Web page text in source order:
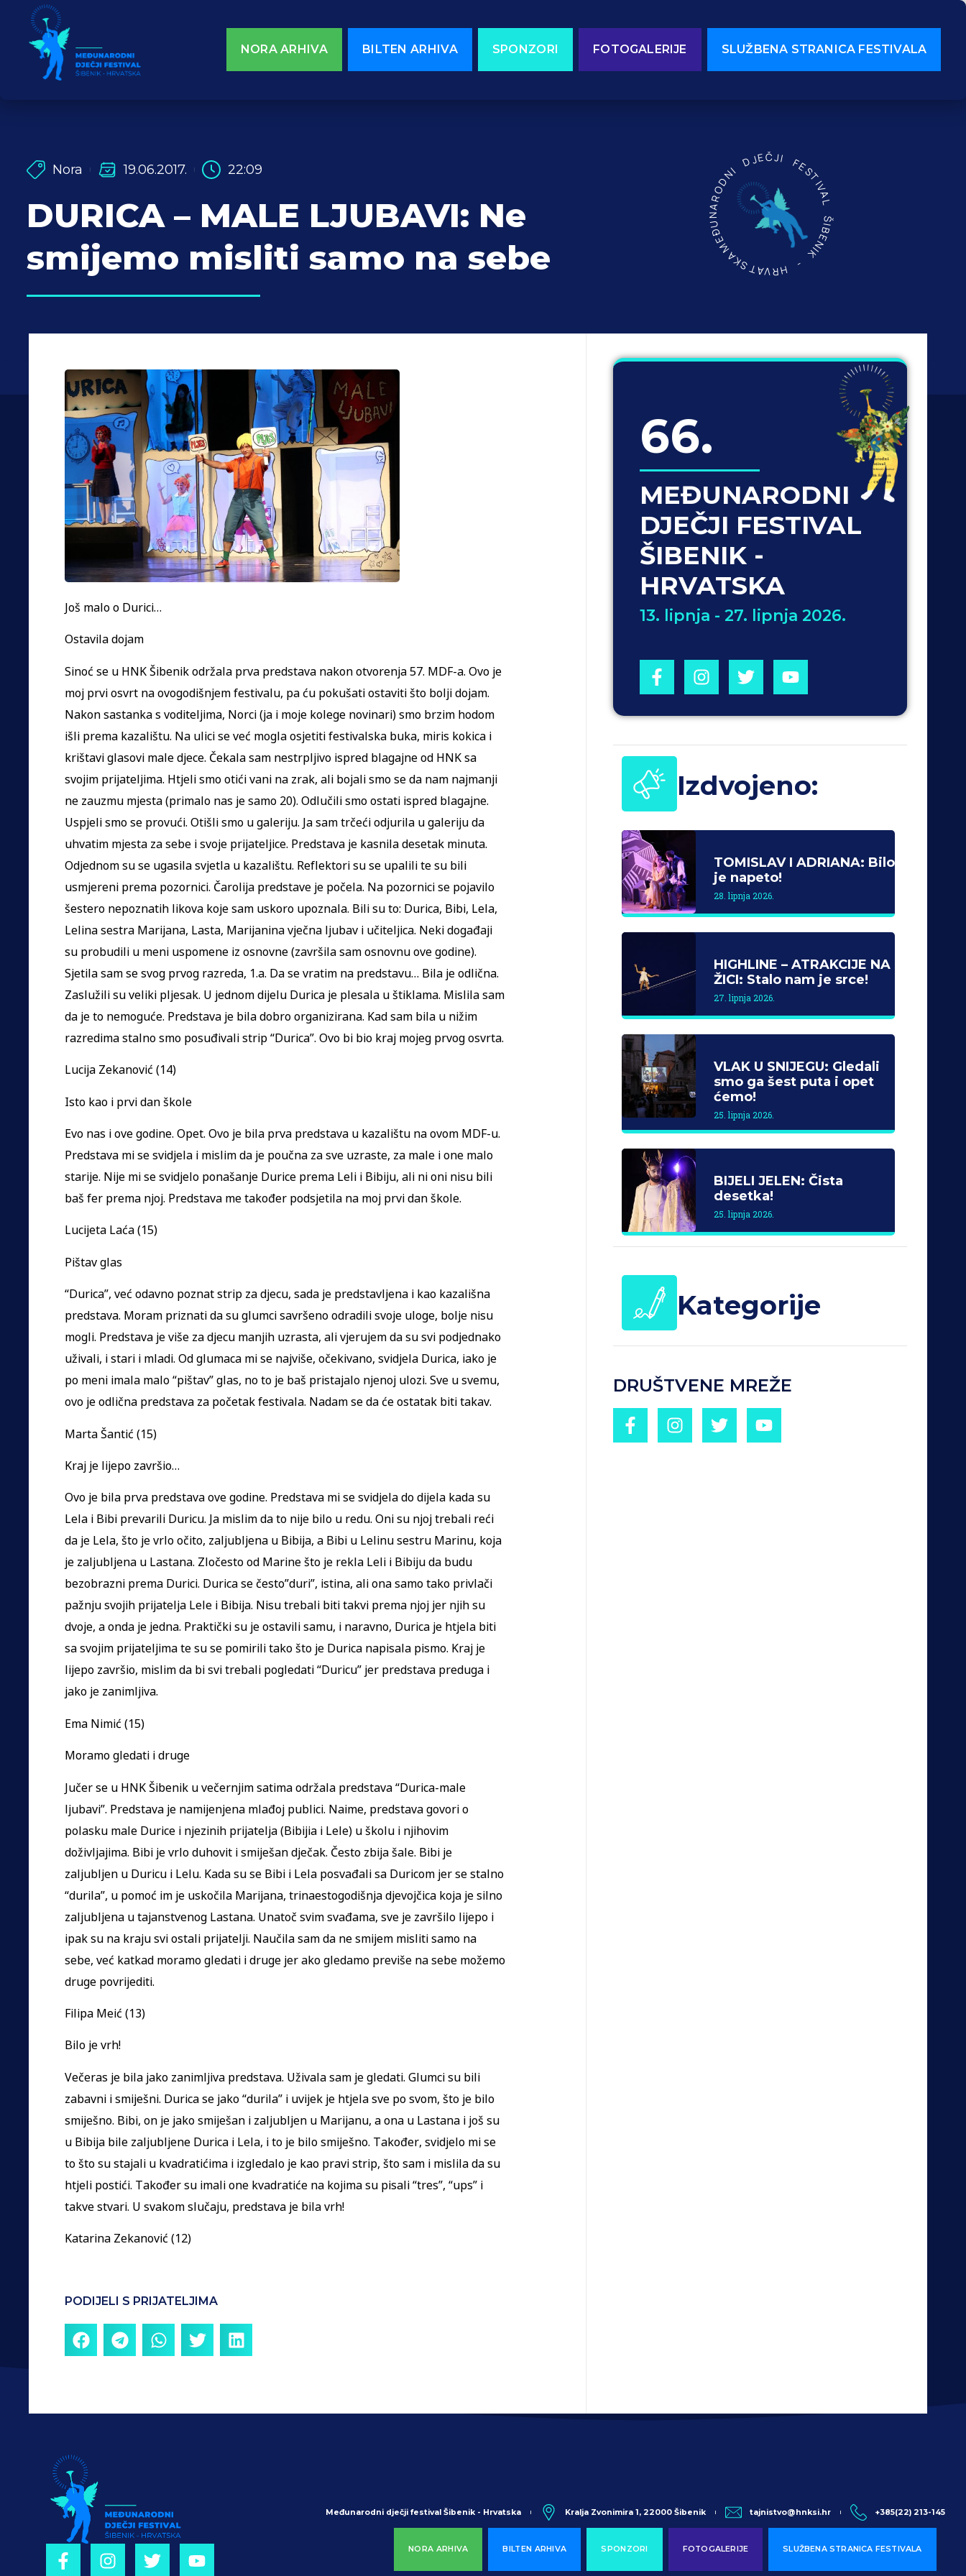
NORA ARHIVA BILTEN ARHIVA SPONZORI FOTOGALERIJE SLUŽBENA STRANICA FESTIVALA
Nora 19.06.2017. 22:09
DURICA – MALE LJUBAVI: Ne
smijemo misliti samo na sebe
MEĐUNARODNI DJEČJI FESTIVAL ŠIBENIK - HRVATSKA
Još malo o Durici…
Ostavila dojam
Sinoć se u HNK Šibenik održala prva predstava nakon otvorenja 57. MDF-a. Ovo je
moj prvi osvrt na ovogodišnjem festivalu, pa ću pokušati ostaviti što bolji dojam.
Nakon sastanka s voditeljima, Norci (ja i moje kolege novinari) smo brzim hodom
išli prema kazalištu. Na ulici se već mogla osjetiti festivalska buka, miris kokica i
krištavi glasovi male djece. Čekala sam nestrpljivo ispred blagajne od HNK sa
svojim prijateljima. Htjeli smo otići vani na zrak, ali bojali smo se da nam najmanji
ne zauzmu mjesta (primalo nas je samo 20). Odlučili smo ostati ispred blagajne.
Uspjeli smo se provući. Otišli smo u galeriju. Ja sam trčeći odjurila u galeriju da
uhvatim mjesta za sebe i svoje prijateljice. Predstava je kasnila desetak minuta.
Odjednom su se ugasila svjetla u kazalištu. Reflektori su se upalili te su bili
usmjereni prema pozornici. Čarolija predstave je počela. Na pozornici se pojavilo
šestero nepoznatih likova koje sam uskoro upoznala. Bili su to: Durica, Bibi, Lela,
Lelina sestra Marijana, Lasta, Marijanina vječna ljubav i učiteljica. Neki događaji
su probudili u meni uspomene iz osnovne (završila sam osnovnu ove godine).
Sjetila sam se svog prvog razreda, 1.a. Da se vratim na predstavu… Bila je odlična.
Zaslužili su veliki pljesak. U jednom dijelu Durica je plesala u štiklama. Mislila sam
da je to nemoguće. Predstava je bila dobro organizirana. Kad sam bila u nižim
razredima stalno smo posuđivali strip “Durica”. Ovo bi bio kraj mojeg prvog osvrta.
Lucija Zekanović (14)
Isto kao i prvi dan škole
Evo nas i ove godine. Opet. Ovo je bila prva predstava u kazalištu na ovom MDF-u.
Predstava mi se svidjela i mislim da je poučna za sve uzraste, za male i one malo
starije. Nije mi se svidjelo ponašanje Durice prema Leli i Bibiju, ali ni oni nisu bili
baš fer prema njoj. Predstava me također podsjetila na moj prvi dan škole.
Lucijeta Laća (15)
Pištav glas
“Durica”, već odavno poznat strip za djecu, sada je predstavljena i kao kazališna
predstava. Moram priznati da su glumci savršeno odradili svoje uloge, bolje nisu
mogli. Predstava je više za djecu manjih uzrasta, ali vjerujem da su svi podjednako
uživali, i stari i mladi. Od glumaca mi se najviše, očekivano, svidjela Durica, iako je
po meni imala malo “pištav” glas, no to je baš pristajalo njenoj ulozi. Sve u svemu,
ovo je odlična predstava za početak festivala. Nadam se da će ostatak biti takav.
Marta Šantić (15)
Kraj je lijepo završio…
Ovo je bila prva predstava ove godine. Predstava mi se svidjela do dijela kada su
Lela i Bibi prevarili Duricu. Ja mislim da to nije bilo u redu. Oni su njoj trebali reći
da je Lela, što je vrlo očito, zaljubljena u Bibija, a Bibi u Lelinu sestru Marinu, koja
je zaljubljena u Lastana. Zločesto od Marine što je rekla Leli i Bibiju da budu
bezobrazni prema Durici. Durica se često”duri”, istina, ali ona samo tako privlači
pažnju svojih prijatelja Lele i Bibija. Nisu trebali biti takvi prema njoj jer njih su
dvoje, a onda je jedna. Praktički su je ostavili samu, i naravno, Durica je htjela biti
sa svojim prijateljima te su se pomirili tako što je Durica napisala pismo. Kraj je
lijepo završio, mislim da bi svi trebali pogledati “Duricu” jer predstava preduga i
jako je zanimljiva.
Ema Nimić (15)
Moramo gledati i druge
Jučer se u HNK Šibenik u večernjim satima održala predstava “Durica-male
ljubavi”. Predstava je namijenjena mlađoj publici. Naime, predstava govori o
polasku male Durice i njezinih prijatelja (Bibijia i Lele) u školu i njihovim
doživljajima. Bibi je vrlo duhovit i smiješan dječak. Često zbija šale. Bibi je
zaljubljen u Duricu i Lelu. Kada su se Bibi i Lela posvađali sa Duricom jer se stalno
“durila”, u pomoć im je uskočila Marijana, trinaestogodišnja djevojčica koja je silno
zaljubljena u tajanstvenog Lastana. Unatoč svim svađama, sve je završilo lijepo i
ipak su na kraju svi ostali prijatelji. Naučila sam da ne smijem misliti samo na
sebe, već katkad moramo gledati i druge jer ako gledamo previše na sebe možemo
druge povrijediti.
Filipa Meić (13)
Bilo je vrh!
Večeras je bila jako zanimljiva predstava. Uživala sam je gledati. Glumci su bili
zabavni i smiješni. Durica se jako “durila” i uvijek je htjela sve po svom, što je bilo
smiješno. Bibi, on je jako smiješan i zaljubljen u Marijanu, a ona u Lastana i još su
u Bibija bile zaljubljene Durica i Lela, i to je bilo smiješno. Također, svidjelo mi se
to što su stajali u kvadratićima i izgledalo je kao pravi strip, što sam i mislila da su
htjeli postići. Također su imali one kvadratiće na kojima su pisali “tres”, “ups” i
takve stvari. U svakom slučaju, predstava je bila vrh!
Katarina Zekanović (12)
PODIJELI S PRIJATELJIMA
66.
MEĐUNARODNI
DJEČJI FESTIVAL
ŠIBENIK -
HRVATSKA
13. lipnja - 27. lipnja 2026.
Izdvojeno:
TOMISLAV I ADRIANA: Bilo
je napeto!
28. lipnja 2026.
HIGHLINE – ATRAKCIJE NA
ŽICI: Stalo nam je srce!
27. lipnja 2026.
VLAK U SNIJEGU: Gledali
smo ga šest puta i opet
ćemo!
25. lipnja 2026.
BIJELI JELEN: Čista
desetka!
25. lipnja 2026.
Kategorije
DRUŠTVENE MREŽE
NORA ARHIVA BILTEN ARHIVA SPONZORI FOTOGALERIJE SLUŽBENA STRANICA FESTIVALA
Međunarodni dječji festival Šibenik - Hrvatska Kralja Zvonimira 1, 22000 Šibenik tajnistvo@hnksi.hr +385(22) 213-145